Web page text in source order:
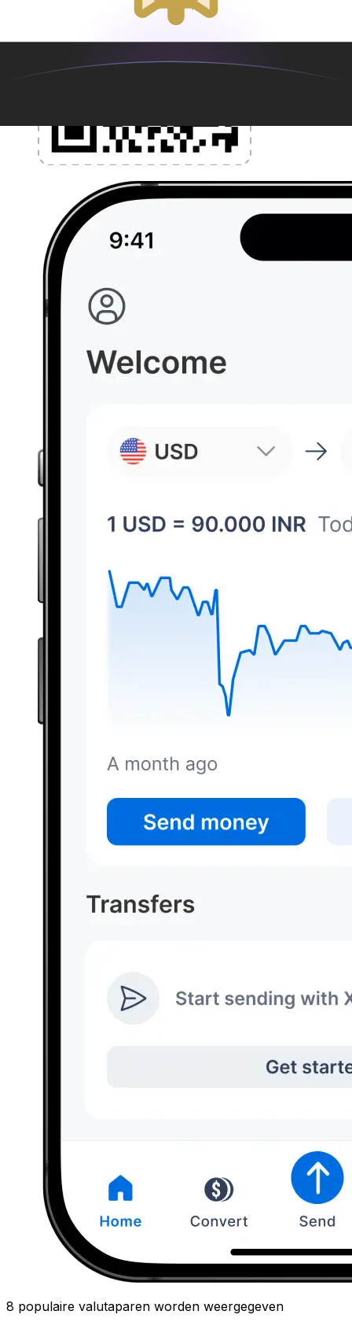
8 populaire valutaparen worden weergegeven